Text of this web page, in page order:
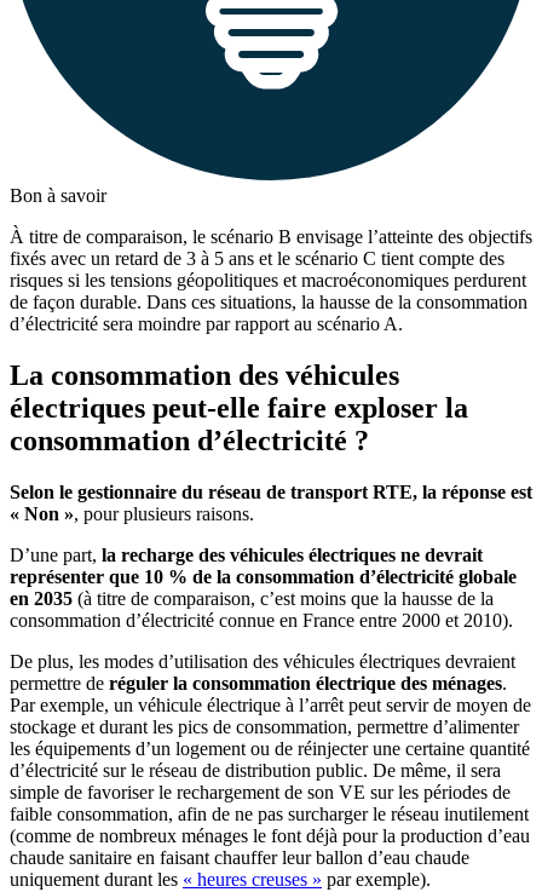
Bon à savoir
À titre de comparaison, le scénario B envisage l’atteinte des objectifs
fixés avec un retard de 3 à 5 ans et le scénario C tient compte des
risques si les tensions géopolitiques et macroéconomiques perdurent
de façon durable. Dans ces situations, la hausse de la consommation
d’électricité sera moindre par rapport au scénario A.
La consommation des véhicules
électriques peut-elle faire exploser la
consommation d’électricité ?
Selon le gestionnaire du réseau de transport RTE, la réponse est
« Non », pour plusieurs raisons.
D’une part, la recharge des véhicules électriques ne devrait
représenter que 10 % de la consommation d’électricité globale
en 2035 (à titre de comparaison, c’est moins que la hausse de la
consommation d’électricité connue en France entre 2000 et 2010).
De plus, les modes d’utilisation des véhicules électriques devraient
permettre de réguler la consommation électrique des ménages.
Par exemple, un véhicule électrique à l’arrêt peut servir de moyen de
stockage et durant les pics de consommation, permettre d’alimenter
les équipements d’un logement ou de réinjecter une certaine quantité
d’électricité sur le réseau de distribution public. De même, il sera
simple de favoriser le rechargement de son VE sur les périodes de
faible consommation, afin de ne pas surcharger le réseau inutilement
(comme de nombreux ménages le font déjà pour la production d’eau
chaude sanitaire en faisant chauffer leur ballon d’eau chaude
uniquement durant les « heures creuses » par exemple).